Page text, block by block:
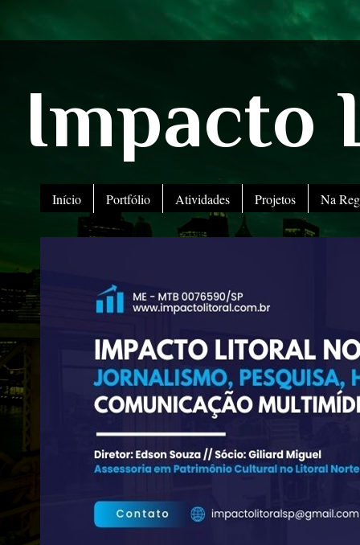
Impacto
Início Portfólio Atividades Projetos Na